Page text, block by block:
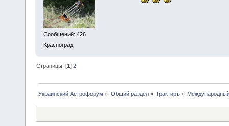
Сообщений: 426
Красноград
Страницы: [1]2
Украинский Астрофорум » Общий раздел» Трактиръ»